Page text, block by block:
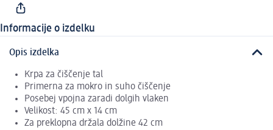
Informacije o izdelku
Opis izdelka
Krpa za čiščenje tal
Primerna za mokro in suho čiščenje
Posebej vpojna zaradi dolgih vlaken
Velikost: 45 cm x 14 cm
Za preklopna držala dolžine 42 cm